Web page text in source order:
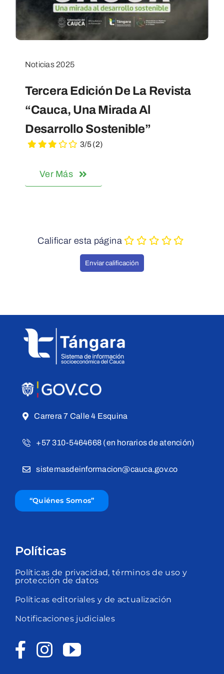
POD
Repositorio
Geovisores
PEIN
Noticias 2025
Tercera Edición De La Revista
“Cauca, Una Mirada Al
Desarrollo Sostenible”
3/5(2)
Ver Más
Calificar esta página
Carrera 7 Calle 4 Esquina
+57 310-5464668 (en horarios de atención)
sistemasdeinformacion@cauca.gov.co
“Quiénes Somos”
Políticas
Políticas de privacidad, términos de uso y
protección de datos
Políticas editoriales y de actualización
Notificaciones judiciales